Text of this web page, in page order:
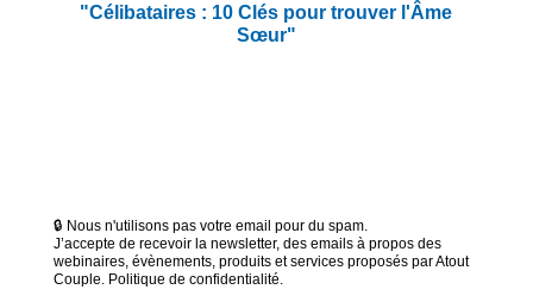
"Célibataires : 10 Clés pour trouver l'Âme
Sœur"
🔒 Nous n'utilisons pas votre email pour du spam.
J’accepte de recevoir la newsletter, des emails à propos des
webinaires, évènements, produits et services proposés par Atout
Couple. Politique de confidentialité.